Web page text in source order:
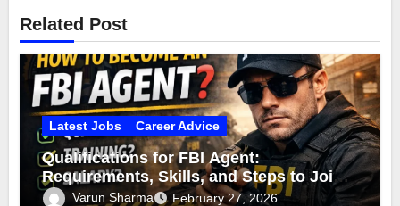
Related Post
Latest Jobs Career Advice
Qualifications for FBI Agent:
Requirements, Skills, and Steps to Join
the FBIVarun Sharma February 27, 2026